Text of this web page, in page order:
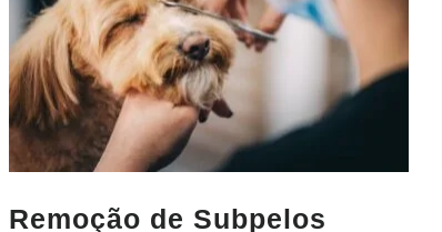
Remoção de Subpelos